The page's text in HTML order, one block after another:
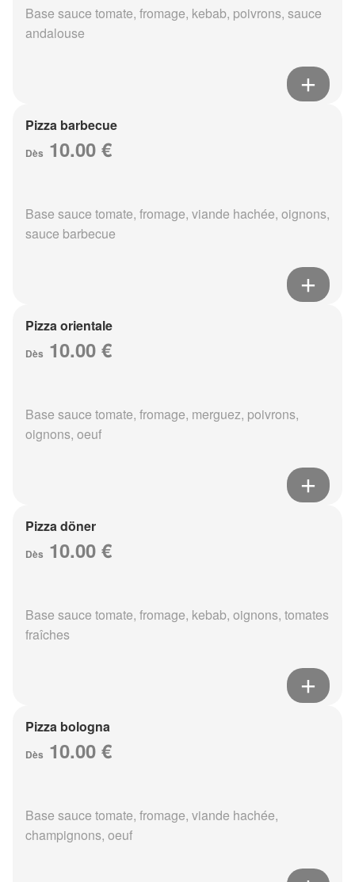
Base sauce tomate, fromage, kebab, poivrons, sauce
andalouse
Pizza barbecue
Dès 10.00 €
Base sauce tomate, fromage, viande hachée, oignons,
sauce barbecue
Pizza orientale
Dès 10.00 €
Base sauce tomate, fromage, merguez, poivrons,
oignons, oeuf
Pizza döner
Dès 10.00 €
Base sauce tomate, fromage, kebab, oignons, tomates
fraîches
Pizza bologna
Dès 10.00 €
Base sauce tomate, fromage, viande hachée,
champignons, oeuf